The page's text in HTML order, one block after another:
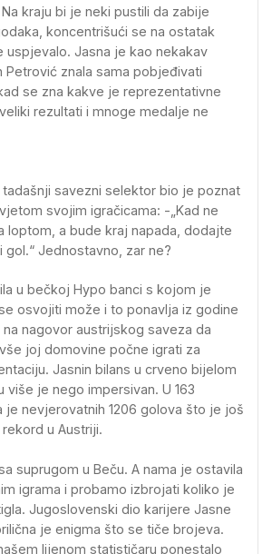
kraju bi je neki pustili da zabije
koncentrišući se na ostatak
uspjevalo. Jasna je kao nekakav
Petrović znala sama pobjeđivati
se zna kakve je reprezentativne
rezultati i mnoge medalje ne
savezni selektor bio je poznat
svojim igračicama: -„Kad ne
loptom, a bude kraj napada, dodajte
gol.“ Jednostavno, zar ne?
u bečkoj Hypo banci s kojom je
osvojiti može i to ponavlja iz godine
nagovor austrijskog saveza da
joj domovine počne igrati za
Jasnin bilans u crveno bijelom
više je nego impersivan. U 163
je nevjerovatnih 1206 golova što je još
u Austriji.
suprugom u Beču. A nama je ostavila
igrama i probamo izbrojati koliko je
Jugoslovenski dio karijere Jasne
je enigma što se tiče brojeva.
lijenom statističaru ponestalo